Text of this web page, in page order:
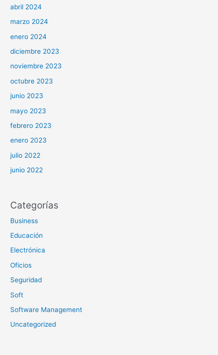
abril 2024
marzo 2024
enero 2024
diciembre 2023
noviembre 2023
octubre 2023
junio 2023
mayo 2023
febrero 2023
enero 2023
julio 2022
junio 2022
Categorías
Business
Educación
Electrónica
Oficios
Seguridad
Soft
Software Management
Uncategorized